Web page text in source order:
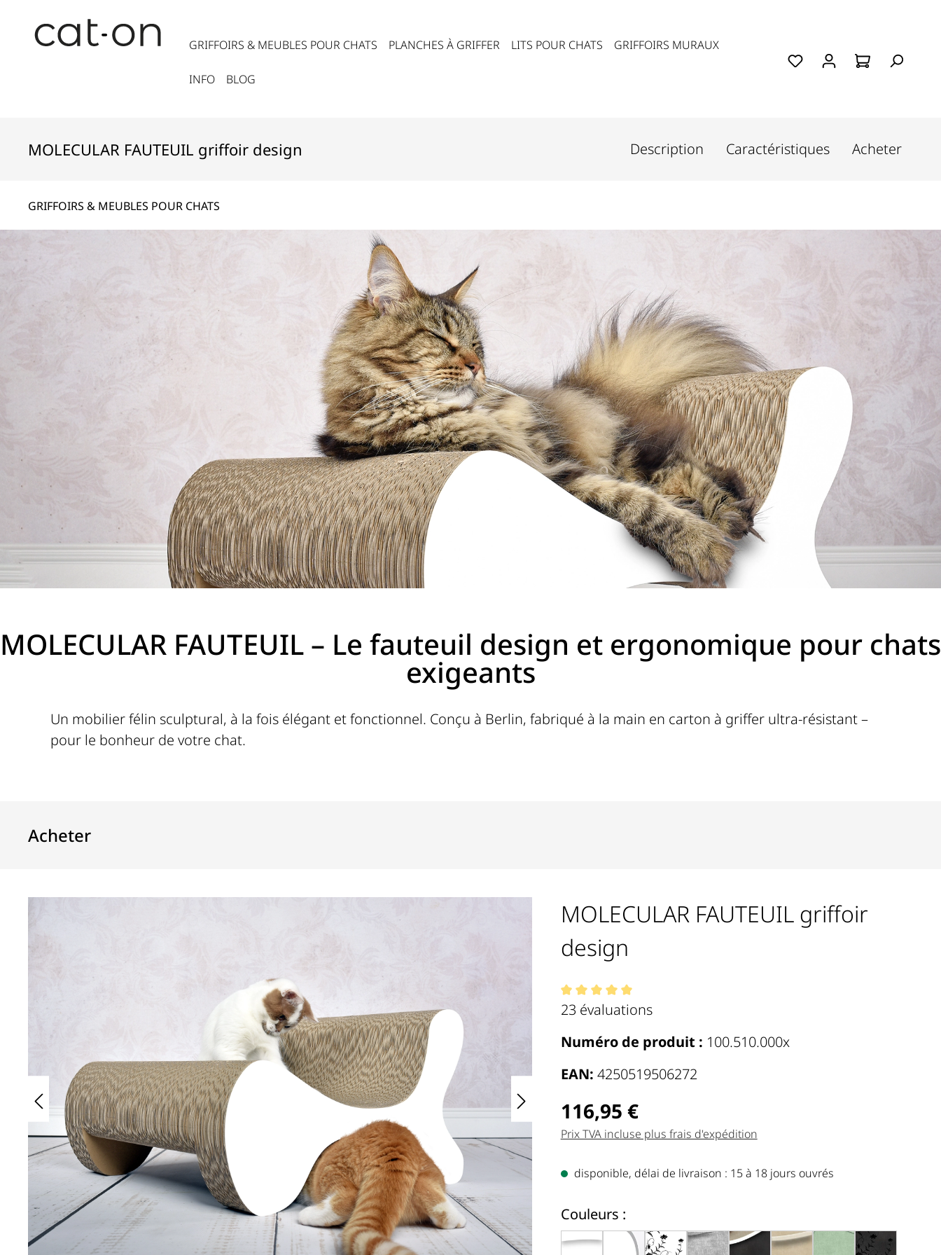
GRIFFOIRS & MEUBLES POUR CHATS PLANCHES À GRIFFER LITS POUR CHATS GRIFFOIRS MURAUX
INFO BLOG
MOLECULAR FAUTEUIL griffoir design Description Caractéristiques Acheter
GRIFFOIRS & MEUBLES POUR CHATS
MOLECULAR FAUTEUIL – Le fauteuil design et ergonomique pour chats
exigeants
Un mobilier félin sculptural, à la fois élégant et fonctionnel. Conçu à Berlin, fabriqué à la main en carton à griffer ultra-résistant –
pour le bonheur de votre chat.
Acheter
MOLECULAR FAUTEUIL griffoir
design
Note moyenne de 5 de 5 étoiles
23 évaluations
Numéro de produit : 100.510.000x
EAN: 4250519506272
Regulärer Preis:
116,95 €
Prix TVA incluse plus frais d'expédition
disponible, délai de livraison : 15 à 18 jours ouvrés
Couleurs :auswählen